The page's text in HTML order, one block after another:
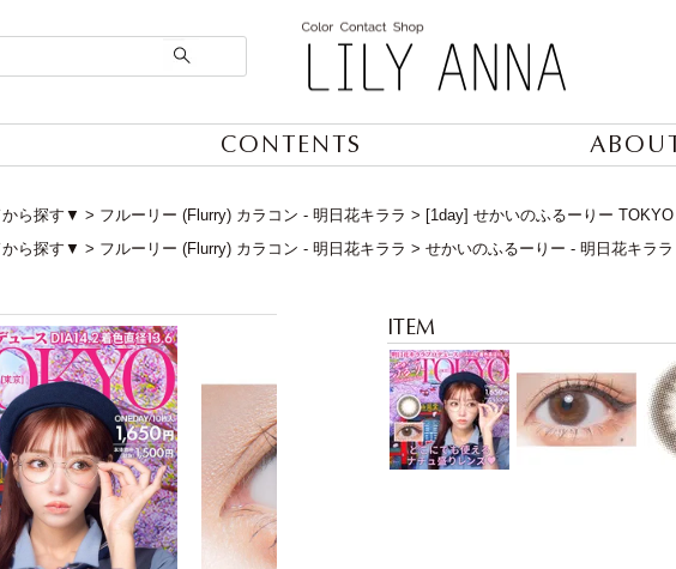
CONTENTS
ら探す▼ フルーリー (Flurry) カラコン - 明日花キララ
[1day] せかいのふるーりー TOKYO
ら探す▼ フルーリー (Flurry) カラコン - 明日花キララ せかいのふるーりー - 明日花キララ